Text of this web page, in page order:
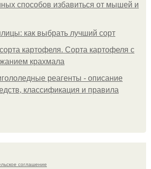
способов избавиться от мышей и
как выбрать лучший сорт
картофеля. Сорта картофеля с
крахмала
реагенты - описание
классификация и правила
соглашение